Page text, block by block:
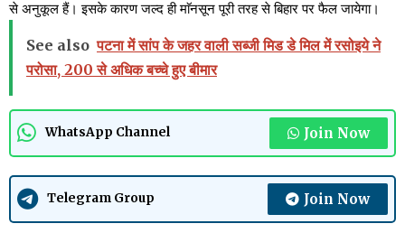
से अनुकूल हैं। इसके कारण जल्द ही माॅनसून पूरी तरह से बिहार पर फैल जायेगा।
See also पटना में सांप के जहर वाली सब्जी मिड डे मिल में रसोइये ने
परोसा, 200 से अधिक बच्चे हुए बीमार
WhatsApp Channel Join Now
Telegram Group Join Now